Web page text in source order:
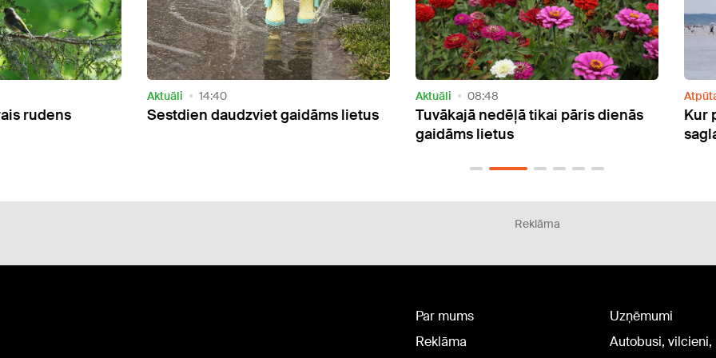
gaidāms lietus
Aktuāli 08:48
Tuvākajā nedēļā tikai pāris dienās
Atpūta 07:55
Kur peldēties? Siltākais ūdens jūrā
saglabājas Vidzemes piekrastē
Reklāma
Par mums
Reklāma
Uzņēmumi
Autobusi, vilcieni,